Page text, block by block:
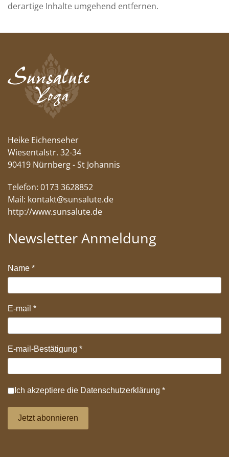
derartige Inhalte umgehend entfernen.
Heike Eichenseher
Wiesentalstr. 32-34
90419 Nürnberg - St Johannis
Telefon: 0173 3628852
Mail: kontakt@sunsalute.de
http://www.sunsalute.de
Newsletter Anmeldung
Name *
E-mail *
E-mail-Bestätigung *
Datenschutz*
Ich akzeptiere die Datenschutzerklärung *
Jetzt abonnieren